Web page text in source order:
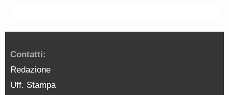
Contatti:
Redazione
Uff. Stampa